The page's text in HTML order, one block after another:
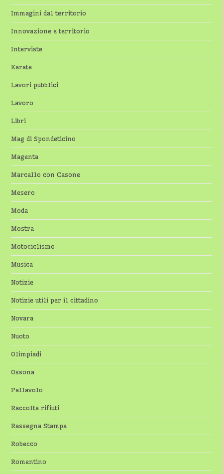
Immagini dal territorio
Innovazione e territorio
Interviste
Karate
Lavori pubblici
Lavoro
Libri
Mag di Spondeticino
Magenta
Marcallo con Casone
Mesero
Moda
Mostra
Motociclismo
Musica
Notizie
Notizie utili per il cittadino
Novara
Nuoto
Olimpiadi
Ossona
Pallavolo
Raccolta rifiuti
Rassegna Stampa
Robecco
Romentino